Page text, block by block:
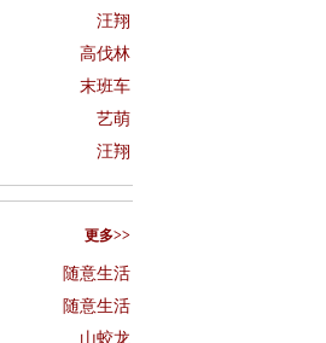
汪翔
高伐林
末班车
艺萌
汪翔
更多>>
随意生活
随意生活
山蛟龙